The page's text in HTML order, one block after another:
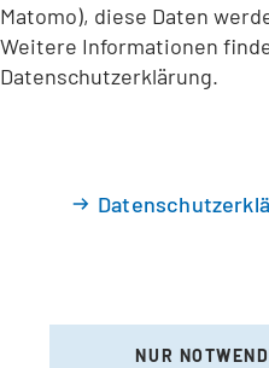
Matomo), diese Daten
Weitere Informationen
Datenschutzerklärung.
NUR